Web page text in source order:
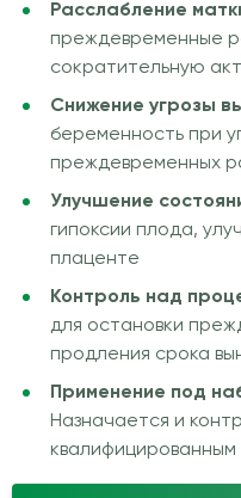
Расслабление
преждевременные
сократительную
Снижение угрозы
беременность при
преждевременных
Улучшение
гипоксии плода,
плаценте
Контроль над
для остановки
продления срока
Применение под
Назначается и